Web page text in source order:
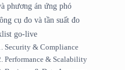
phương án ứng phó
cụ đo và tần suất đo
go-live
Security & Compliance
Performance & Scalability